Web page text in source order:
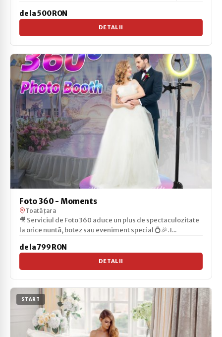
de la 500 RON
DETALII
Foto 360 - Moments
Toată țara
🎥 Serviciul de Foto 360 aduce un plus de spectaculozitate
la orice nuntă, botez sau eveniment special 💍🎉. I...
de la 799 RON
DETALII
START